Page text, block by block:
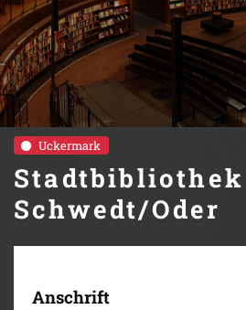
Uckermark
Stadtbibliothek
Schwedt/Oder
Anschrift